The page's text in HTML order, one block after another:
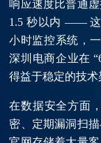
响应速度比普通
1.5 秒以内 —— 这
小时监控系统，
深圳电商企业在
得益于稳定的技术
在数据安全方面
密、定期漏洞扫